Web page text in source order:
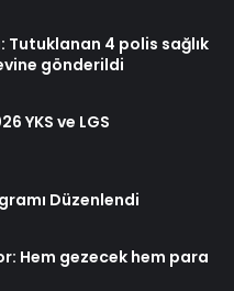
Tutuklanan 4 polis sağlık
gönderildi
YKS ve LGS
Düzenlendi
Hem gezecek hem para